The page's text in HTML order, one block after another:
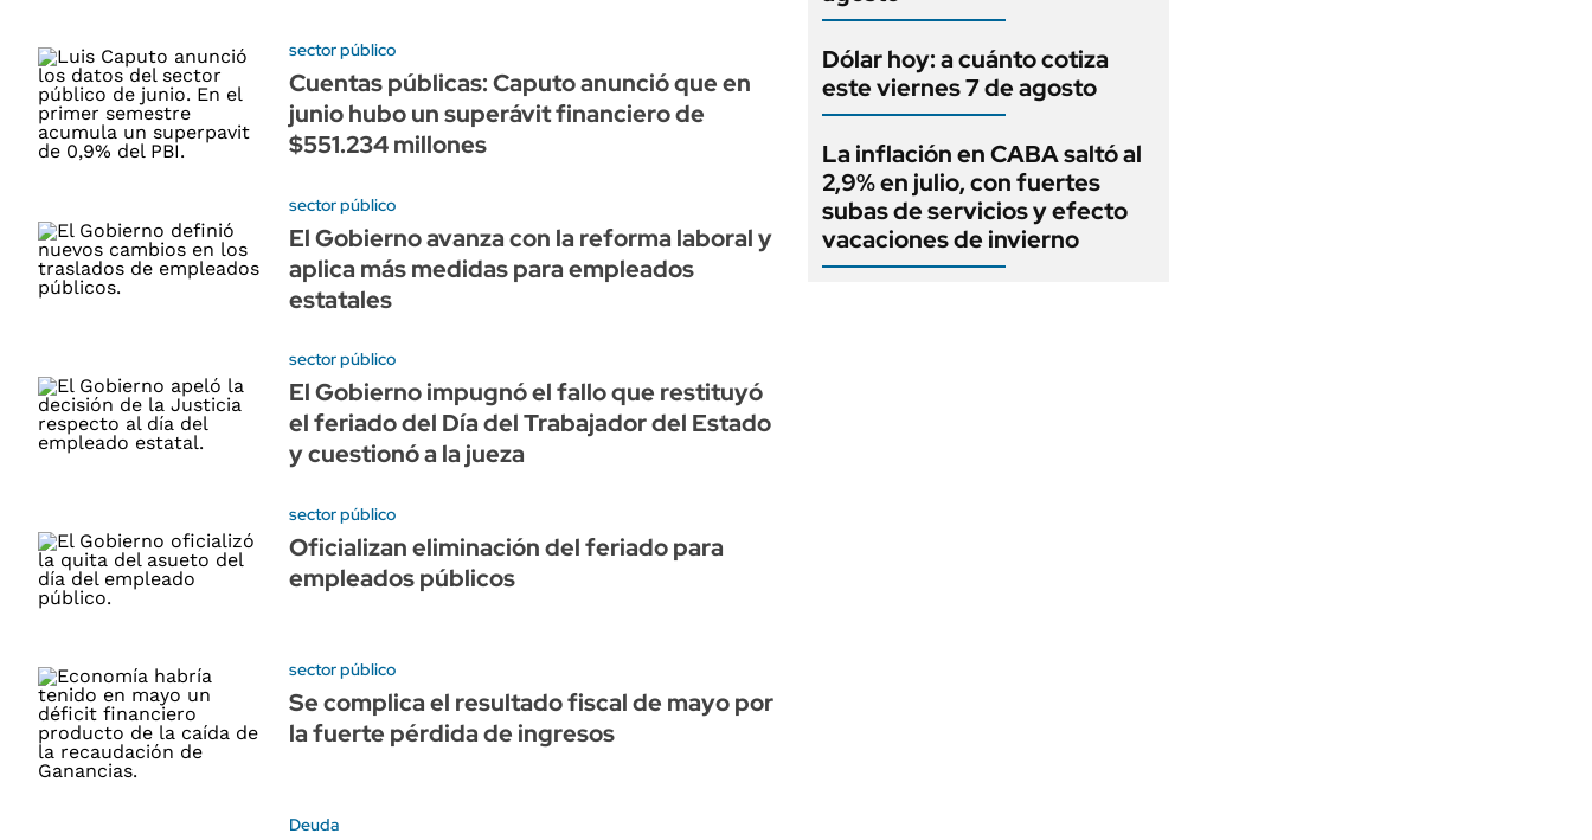
sector público
Cuentas públicas: Caputo anunció que en
junio hubo un superávit financiero de
$551.234 millones
sector público
El Gobierno avanza con la reforma laboral y
aplica más medidas para empleados
estatales
sector público
El Gobierno impugnó el fallo que restituyó
el feriado del Día del Trabajador del Estado
y cuestionó a la jueza
sector público
Oficializan eliminación del feriado para
empleados públicos
sector público
Se complica el resultado fiscal de mayo por
la fuerte pérdida de ingresos
Deuda
Dólar hoy: a cuánto cotiza
este viernes 7 de agosto
La inflación en CABA saltó al
2,9% en julio, con fuertes
subas de servicios y efecto
vacaciones de invierno